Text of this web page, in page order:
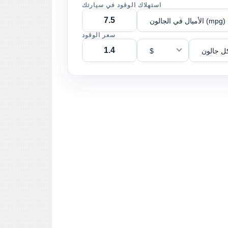
استهلاك الوقود في سيارتك
الأميال في الجالون (mpg)
سعر الوقود
$ جالون